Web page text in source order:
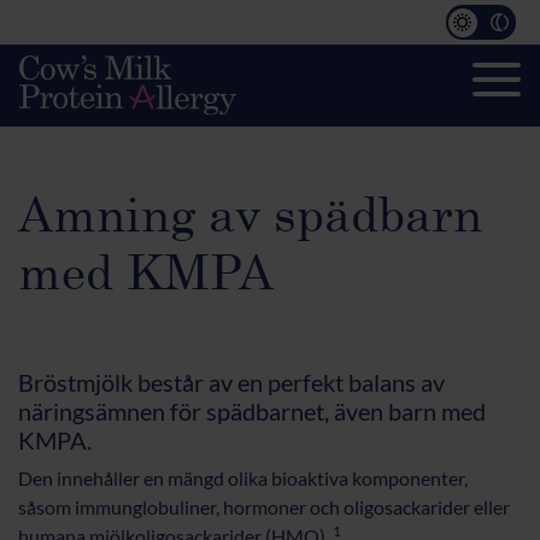
Amning av spädbarn
med KMPA
Bröstmjölk består av en perfekt balans av
näringsämnen för spädbarnet, även barn med
KMPA.
Den innehåller en mängd olika bioaktiva komponenter,
såsom immunglobuliner, hormoner och oligosackarider eller
1